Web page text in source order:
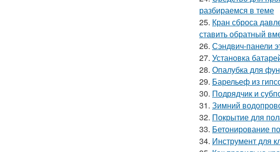
разбираемся в теме
25. Кран сброса
ставить обратный
26. Сэндвич-панели
27. Установка
28. Опалубка для
29. Барельеф из
30. Подрядчик и
31. Зимний
32. Покрытие для
33. Бетонирование
34. Инструмент для